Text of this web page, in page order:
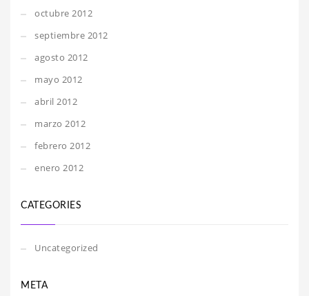
octubre 2012
septiembre 2012
agosto 2012
mayo 2012
abril 2012
marzo 2012
febrero 2012
enero 2012
CATEGORIES
Uncategorized
META